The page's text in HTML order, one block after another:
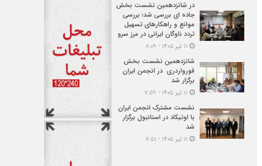
در شانزدهمین نشست بخش
جاده ای بررسی شد؛ بررسی
موانع و راهکارهای تسهیل
تردد ناوگان ایرانی در مرز سرو
شانزدهمین نشست بخش
فورواردری در انجمن ایران
برگزار شد
نشست مشترک انجمن ایران
با اوتیکاد در استانبول برگزار
شد